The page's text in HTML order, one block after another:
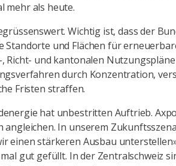
mehr als heute.
Wichtig ist, dass der
Standorte und Flächen für
, Richt- und kantonalen
durch Konzentration,
Fristen straffen.
hat unbestritten Auftrieb.
angleichen. In unserem
einen stärkeren Ausbau
gut gefüllt. In der Zentralschweiz